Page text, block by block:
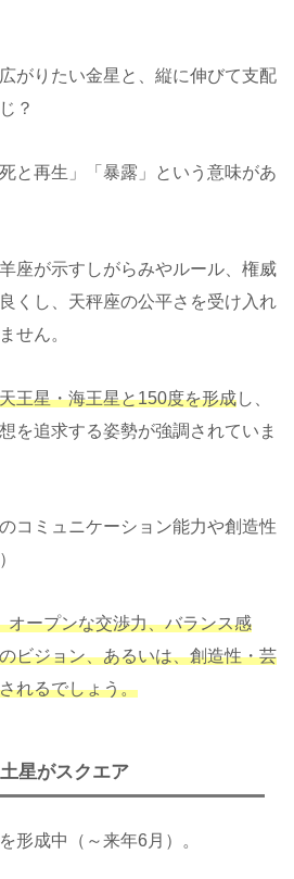
がりたい金星と、縦に伸びて支配
？
と再生」「暴露」という意味があ
座が示すしがらみやルール、権威
くし、天秤座の公平さを受け入れ
せん。
王星・海王星と150度を形成し、
を追求する姿勢が強調されていま
コミュニケーション能力や創造性
オープンな交渉力、バランス感
ビジョン、あるいは、創造性・芸
れるでしょう。
星がスクエア
形成中（～来年6月）。